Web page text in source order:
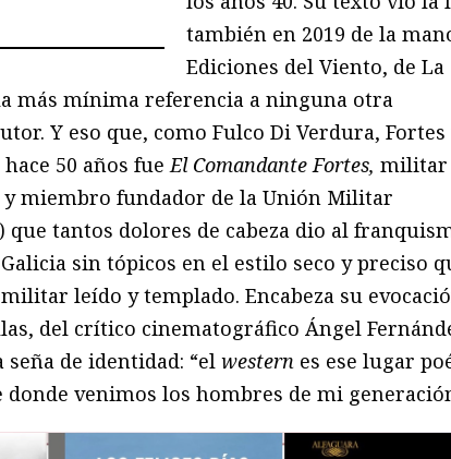
también en 2019 de la
Ediciones del Viento, de La
más mínima referencia a ninguna otra
Y eso que, como Fulco Di Verdura,
50 años fue El Comandante Fortes, militar
y miembro fundador de la Unión Militar
que tantos dolores de cabeza dio al
sin tópicos en el estilo seco y preciso
leído y templado. Encabeza su
del crítico cinematográfico Ángel
seña de identidad: “el western es ese lugar
venimos los hombres de mi